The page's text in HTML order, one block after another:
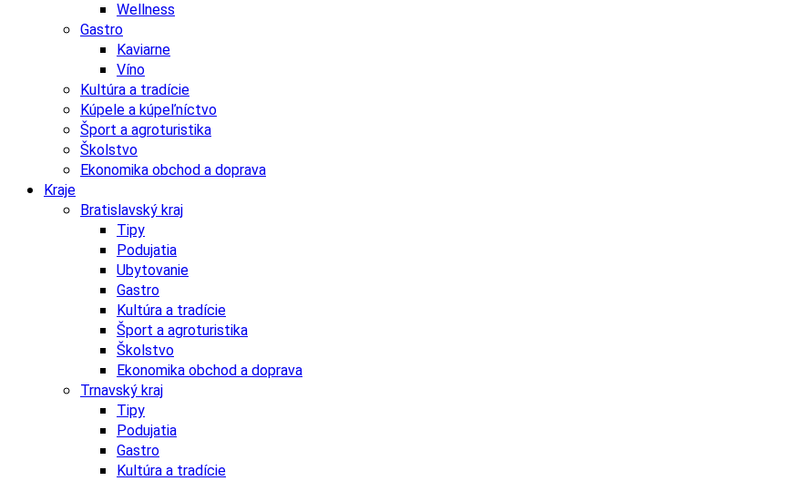
Wellness
Gastro
Kaviarne
Víno
Kultúra a tradície
Kúpele a kúpeľníctvo
Šport a agroturistika
Školstvo
Ekonomika obchod a doprava
Kraje
Bratislavský kraj
Tipy
Podujatia
Ubytovanie
Gastro
Kultúra a tradície
Šport a agroturistika
Školstvo
Ekonomika obchod a doprava
Trnavský kraj
Tipy
Podujatia
Gastro
Kultúra a tradície